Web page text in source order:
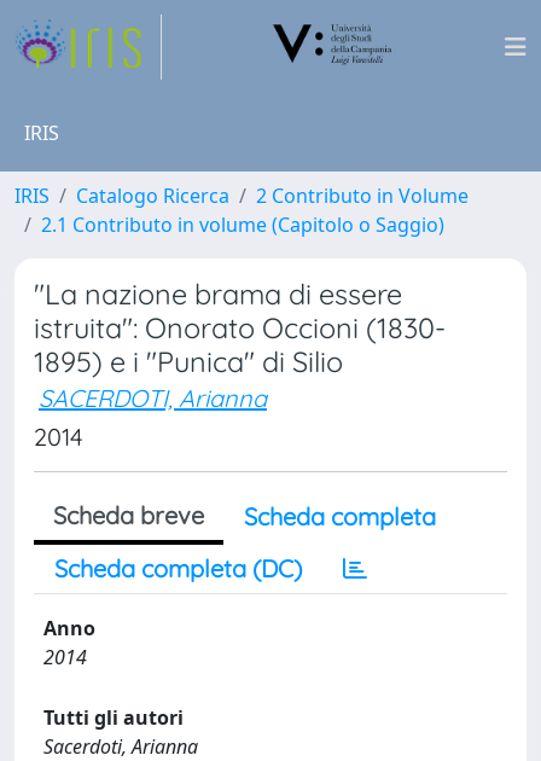
IRIS
IRIS Catalogo Ricerca
2 Contributo in Volume
2.1 Contributo in volume (Capitolo o Saggio)
"La nazione brama di essere
istruita": Onorato Occioni (1830-
1895) e i "Punica" di Silio
SACERDOTI, Arianna
2014
Scheda breve
Scheda completa
Scheda completa (DC)
Anno
2014
Tutti gli autori
Sacerdoti, Arianna